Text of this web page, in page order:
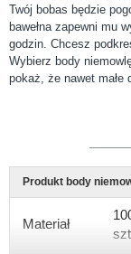
Twój bobas będzie
bawełna zapewni mu
godzin. Chcesz
Wybierz body
pokaż, że nawet małe
Produkt body
Materiał